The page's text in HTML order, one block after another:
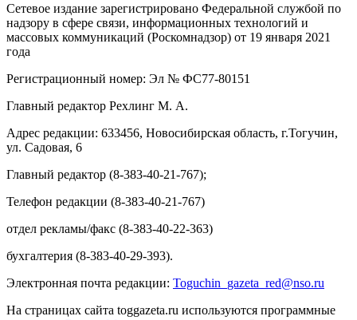
Сетевое издание зарегистрировано Федеральной службой по
надзору в сфере связи, информационных технологий и
массовых коммуникаций (Роскомнадзор) от 19 января 2021
года
Регистрационный номер: Эл № ФС77-80151
Главный редактор Рехлинг М. А.
Адрес редакции: 633456, Новосибирская область, г.Тогучин,
ул. Садовая, 6
Главный редактор (8-383-40-21-767);
Телефон редакции (8-383-40-21-767)
отдел рекламы/факс (8-383-40-22-363)
бухгалтерия (8-383-40-29-393).
Электронная почта редакции: Toguchin gazeta red@nso.ru
На страницах сайта toggazeta.ru используются программные